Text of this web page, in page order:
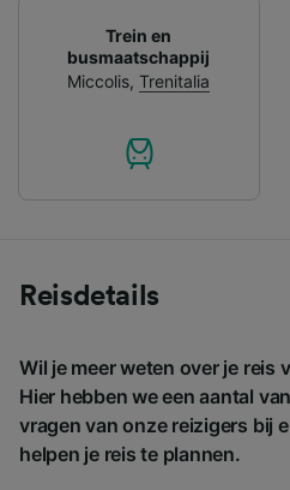
Trein en
busmaatschappij
Miccolis,Trenitalia
Reisdetails
Wil je meer weten over je reis
Hier hebben we een aantal
vragen van onze reizigers bij
helpen je reis te plannen.